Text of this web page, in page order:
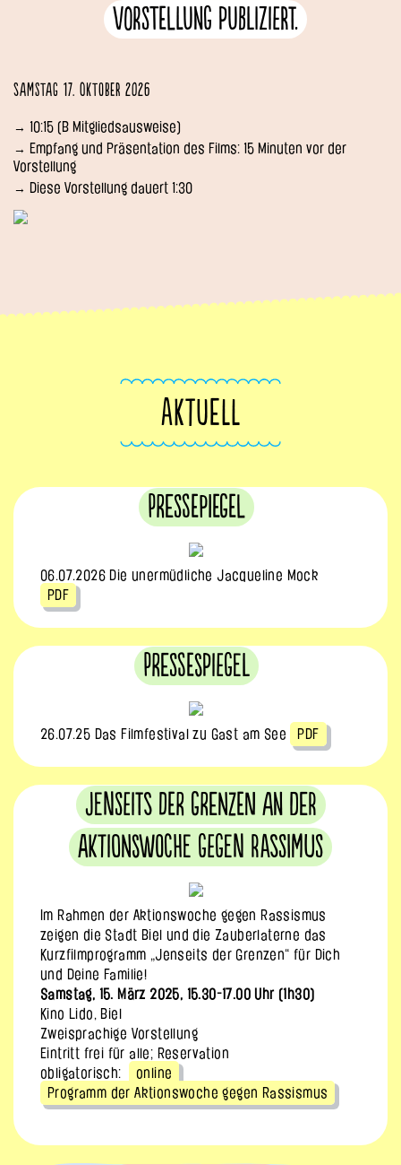
Vorstellung publiziert.
Samstag 17. Oktober 2026
→ 10:15 (B Mitgliedsausweise)
→ Empfang und Präsentation des Films: 15 Minuten vor der
Vorstellung
→ Diese Vorstellung dauert 1:30
AKTUELL
Pressepiegel
06.07.2026 Die unermüdliche Jacqueline Mock
PDF
Pressespiegel
26.07.25 Das Filmfestival zu Gast am See PDF
Jenseits der Grenzen an der
Aktionswoche gegen Rassimus
Im Rahmen der Aktionswoche gegen Rassismus
zeigen die Stadt Biel und die Zauberlaterne das
Kurzfilmprogramm „Jenseits der Grenzen“ für Dich
und Deine Familie!
Samstag, 15. März 2025, 15.30-17.00 Uhr (1h30)
Kino Lido, Biel
Zweisprachige Vorstellung
Eintritt frei für alle; Reservation
obligatorisch:
online
Programm der Aktionswoche gegen Rassismus